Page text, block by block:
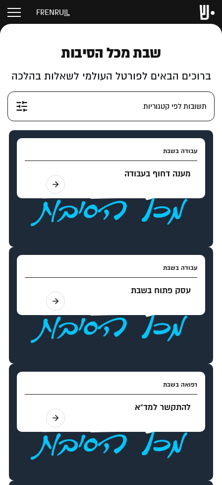
IL
RU
EN
FR
שבת מכל הסיבות
ברוכים הבאים לפורטל העולמי לשאלות בהלכה
תשובות לפי קטגוריות
עבודה בשבת
מענה דחוף בעבודה
עבודה בשבת
עסק פתוח בשבת
רפואה בשבת
להתקשר למד"א